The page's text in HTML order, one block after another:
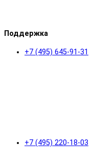
Поддержка
+7 (495) 645-91-31
+7 (495) 220-18-03